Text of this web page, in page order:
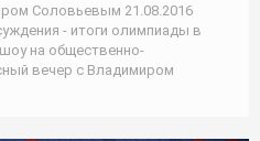
Соловьевым 21.08.2016
- итоги олимпиады в
на общественно-
вечер с Владимиром